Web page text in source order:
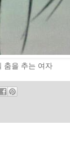
춤을 추는 여자